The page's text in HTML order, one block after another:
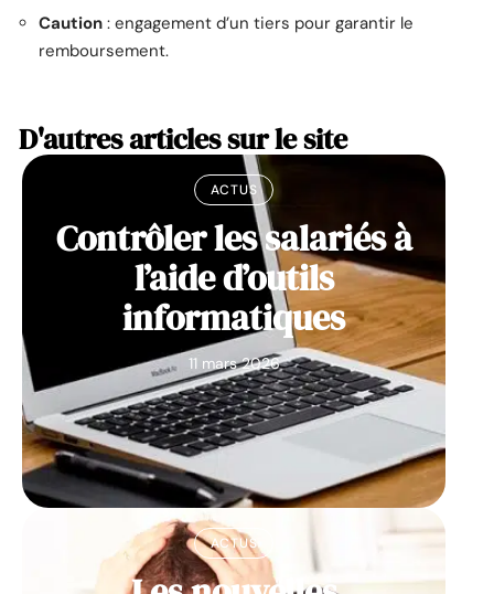
Caution : engagement d’un tiers pour garantir le
remboursement.
D'autres articles sur le site
ACTUS
Contrôler les salariés à
l’aide d’outils
informatiques
11 mars 2026
ACTUS